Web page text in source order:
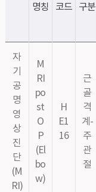
명칭 코드 구분
자
기
공
명
영
상
진
단
(M
RI)
M
RI
po
st
O
P
(El
bo
w)
H
E1
16
근
골
격
계-
주
관
절